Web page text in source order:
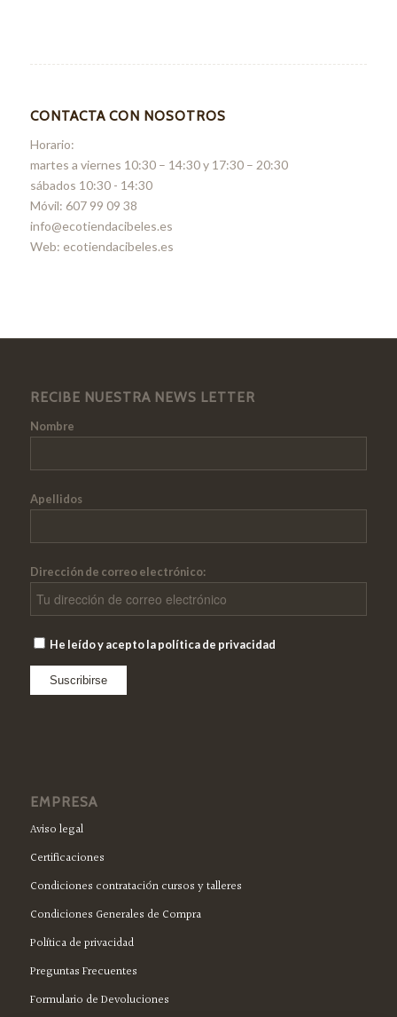
CONTACTA CON NOSOTROS
Horario:
martes a viernes 10:30 – 14:30 y 17:30 – 20:30
sábados 10:30 - 14:30
Móvil: 607 99 09 38
info@ecotiendacibeles.es
Web: ecotiendacibeles.es
RECIBE NUESTRA NEWS LETTER
Nombre
Apellidos
Dirección de correo electrónico:
He leído y acepto la política de privacidad
EMPRESA
Aviso legal
Certificaciones
Condiciones contratación cursos y talleres
Condiciones Generales de Compra
Política de privacidad
Preguntas Frecuentes
Formulario de Devoluciones